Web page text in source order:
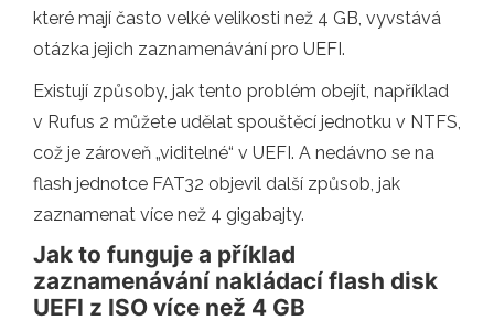
které mají často velké velikosti než 4 GB, vyvstává
otázka jejich zaznamenávání pro UEFI.
Existují způsoby, jak tento problém obejít, například
v Rufus 2 můžete udělat spouštěcí jednotku v NTFS,
což je zároveň „viditelné“ v UEFI. A nedávno se na
flash jednotce FAT32 objevil další způsob, jak
zaznamenat více než 4 gigabajty.
Jak to funguje a příklad
zaznamenávání nakládací flash disk
UEFI z ISO více než 4 GB